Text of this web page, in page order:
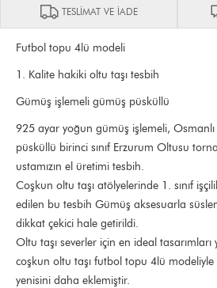
TESLİMAT VE İADE
Futbol topu 4lü modeli
1. Kalite hakiki oltu taşı tesbih
Gümüş işlemeli gümüş püsküllü
925 ayar yoğun gümüş işlemeli,
püsküllü birinci sınıf Erzurum Oltusu
ustamızın el üretimi tesbih.
Coşkun oltu taşı atölyelerinde 1. sınıf
edilen bu tesbih Gümüş aksesuarla
dikkat çekici hale getirildi.
Oltu taşı severler için en ideal
coşkun oltu taşı futbol topu 4lü
yenisini daha eklemiştir.